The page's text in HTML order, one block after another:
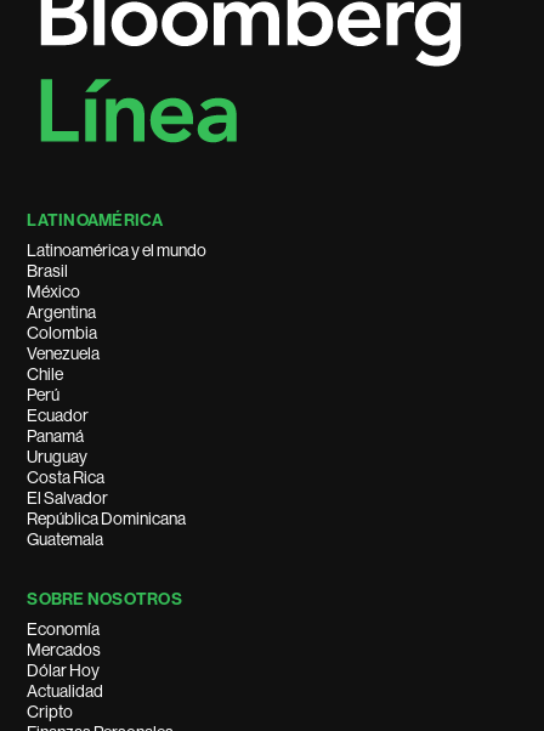
LATINOAMÉRICA
Latinoamérica y el mundo
Brasil
México
Argentina
Colombia
Venezuela
Chile
Perú
Ecuador
Panamá
Uruguay
Costa Rica
El Salvador
República Dominicana
Guatemala
SOBRE NOSOTROS
Economía
Mercados
Dólar Hoy
Actualidad
Cripto